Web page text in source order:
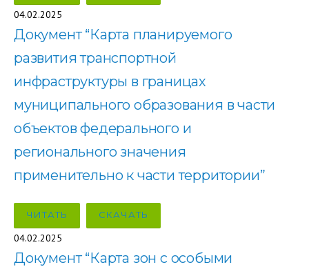
04.02.2025
Документ “Карта планируемого
развития транспортной
инфраструктуры в границах
муниципального образования в части
объектов федерального и
регионального значения
применительно к части территории”
ЧИТАТЬ СКАЧАТЬ
04.02.2025
Документ “Карта зон с особыми